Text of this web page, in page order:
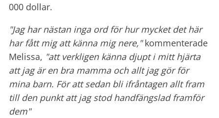
000 dollar.
"Jag har nästan inga ord för hur mycket det här
har fått mig att känna mig nere,"kommenterade
Melissa, "att verkligen känna djupt i mitt hjärta
att jag är en bra mamma och allt jag gör för
mina barn. För att sedan bli ifråntagen allt fram
till den punkt att jag stod handfängslad framför
dem"